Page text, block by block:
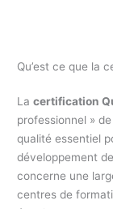
Qu’est ce que la
Lacertification
professionnel »
qualité essentiel
développement
concerne une
centres de